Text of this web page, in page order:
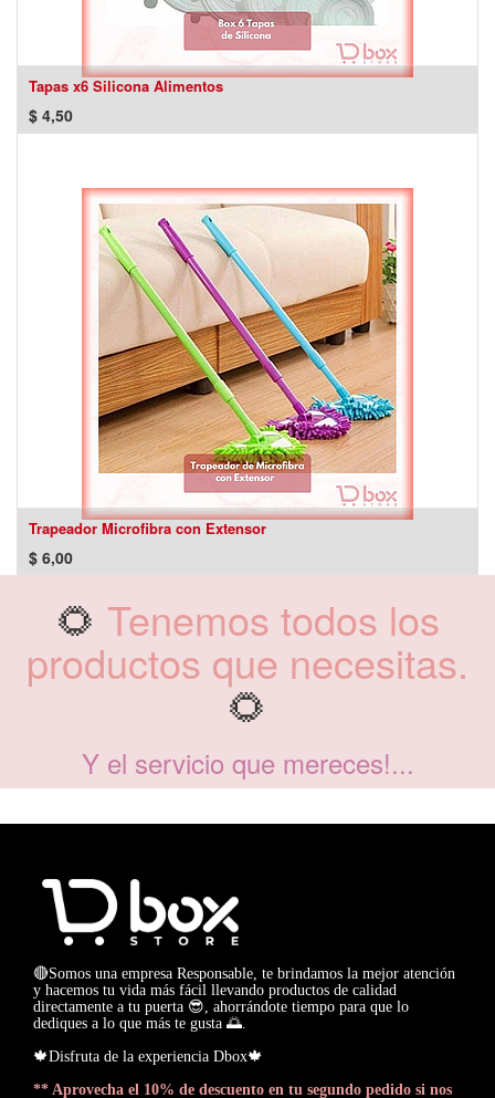
Tapas x6 Silicona Alimentos
$ 4,50
Trapeador Microfibra con Extensor
$ 6,00
🌻 Tenemos todos los
productos que necesitas.
🌻
Y el servicio que mereces!...
🔴Somos una empresa Responsable, te brindamos la mejor atención
y hacemos tu vida más fácil llevando productos de calidad
directamente a tu puerta 😎, ahorrándote tiempo para que lo
dediques a lo que más te gusta 🌅.
🍁Disfruta de la experiencia Dbox🍁
** Aprovecha el 10% de descuento en tu segundo pedido si nos